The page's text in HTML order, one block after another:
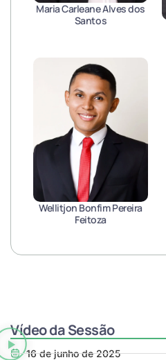
Maria Carleane Alves dos
Santos
Wellitjon Bonfim Pereira
Feitoza
Vídeo da Sessão
16 de junho de 2025